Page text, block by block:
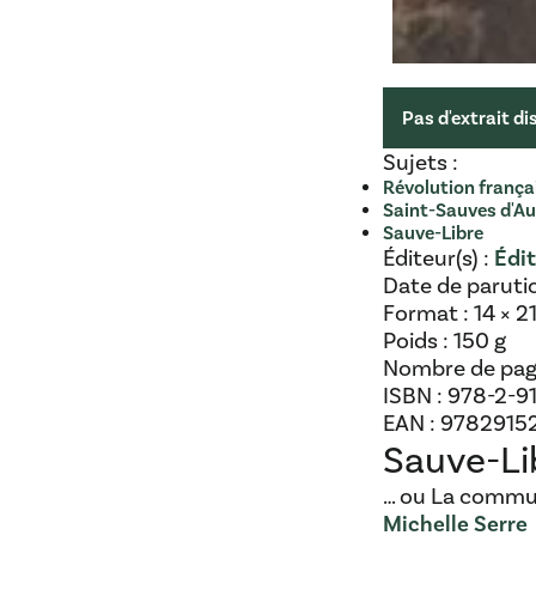
Pas d'extrait
Sujets :
Révolution
Saint-Sauves
Sauve-Libre
Éditeur(s) :
Date de
Format : 14 ×
Poids : 150 g
Nombre de
ISBN : 978-2-
EAN :
Sauve-
… ou La
Michelle Serre